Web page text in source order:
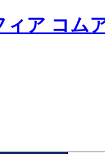
ア コム